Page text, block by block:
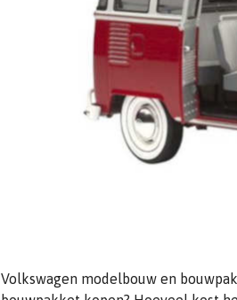
Volkswagen modelbouw en